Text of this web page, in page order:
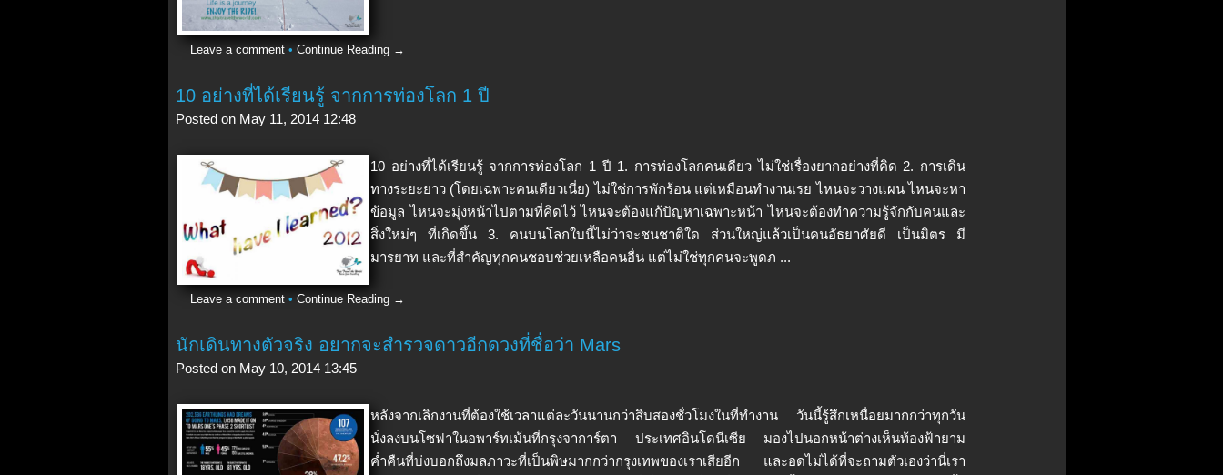
Leave a comment • Continue Reading →
10 อย่างที่ได้เรียนรู้ จากการท่องโลก 1 ปี
Posted on May 11, 2014 12:48
10 อย่างที่ได้เรียนรู้ จากการท่องโลก 1 ปี 1. การท่องโลกคนเดียว ไม่ใช่เรื่องยากอย่างที่คิด 2. การเดิน
ทางระยะยาว (โดยเฉพาะคนเดียวเนี่ย) ไม่ใช่การพักร้อน แต่เหมือนทำงานเรย ไหนจะวางแผน ไหนจะหา
ข้อมูล ไหนจะมุ่งหน้าไปตามที่คิดไว้ ไหนจะต้องแก้ปัญหาเฉพาะหน้า ไหนจะต้องทำความรู้จักกับคนและ
สิ่งใหม่ๆ ที่เกิดขึ้น 3. คนบนโลกใบนี้ไม่ว่าจะชนชาติใด ส่วนใหญ่แล้วเป็นคนอัธยาศัยดี เป็นมิตร มี
มารยาท และที่สำคัญทุกคนชอบช่วยเหลือคนอื่น แต่ไม่ใช่ทุกคนจะพูดภ ...
Leave a comment • Continue Reading →
นักเดินทางตัวจริง อยากจะสำรวจดาวอีกดวงที่ชื่อว่า Mars
Posted on May 10, 2014 13:45
หลังจากเลิกงานที่ต้องใช้เวลาแต่ละวันนานกว่าสิบสองชั่วโมงในที่ทำงาน วันนี้รู้สึกเหนื่อยมากกว่าทุกวัน
นั่งลงบนโซฟาในอพาร์ทเม้นที่กรุงจาการ์ตา ประเทศอินโดนีเซีย มองไปนอกหน้าต่างเห็นท้องฟ้ายาม
ค่ำคืนที่บ่งบอกถึงมลภาวะที่เป็นพิษมากกว่ากรุงเทพของเราเสียอีก และอดไม่ได้ที่จะถามตัวเองว่านี่เรา